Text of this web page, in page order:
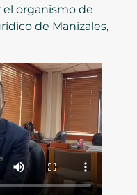
organismo de
de Manizales,